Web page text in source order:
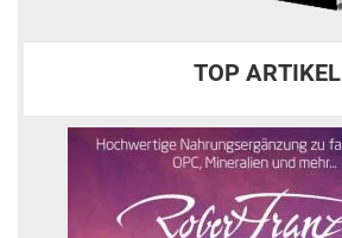
TOP ARTIKEL